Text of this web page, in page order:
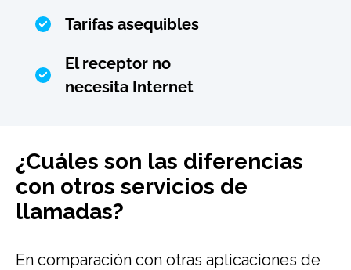
Tarifas asequibles
El receptor no
necesita Internet
¿Cuáles son las diferencias
con otros servicios de
llamadas?
En comparación con otras aplicaciones de